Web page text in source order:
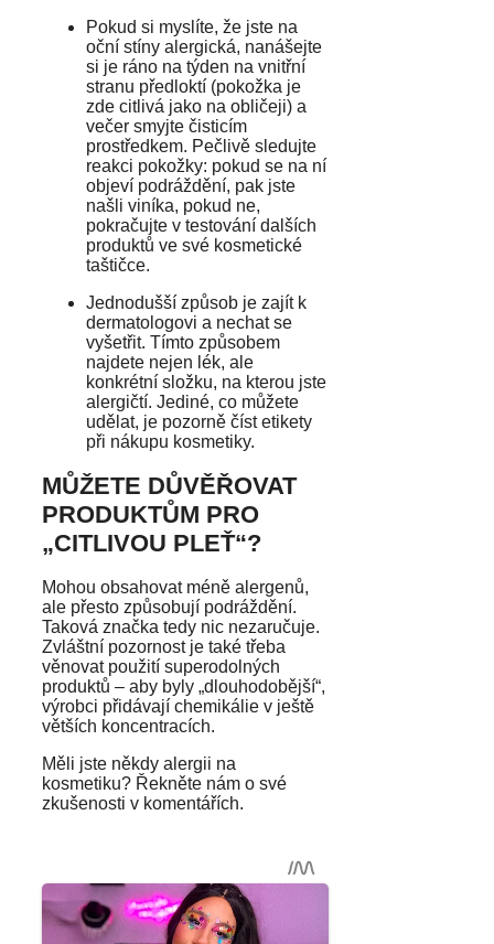
Pokud si myslíte, že jste na
oční stíny alergická, nanášejte
si je ráno na týden na vnitřní
stranu předloktí (pokožka je
zde citlivá jako na obličeji) a
večer smyjte čisticím
prostředkem. Pečlivě sledujte
reakci pokožky: pokud se na ní
objeví podráždění, pak jste
našli viníka, pokud ne,
pokračujte v testování dalších
produktů ve své kosmetické
taštičce.
Jednodušší způsob je zajít k
dermatologovi a nechat se
vyšetřit. Tímto způsobem
najdete nejen lék, ale
konkrétní složku, na kterou jste
alergičtí. Jediné, co můžete
udělat, je pozorně číst etikety
při nákupu kosmetiky.
MŮŽETE DŮVĚŘOVAT
PRODUKTŮM PRO
„CITLIVOU PLEŤ“?
Mohou obsahovat méně alergenů,
ale přesto způsobují podráždění.
Taková značka tedy nic nezaručuje.
Zvláštní pozornost je také třeba
věnovat použití superodolných
produktů – aby byly „dlouhodobější“,
výrobci přidávají chemikálie v ještě
větších koncentracích.
Měli jste někdy alergii na
kosmetiku? Řekněte nám o své
zkušenosti v komentářích.